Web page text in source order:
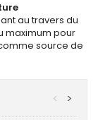
au travers du
maximum pour
source de
>
<